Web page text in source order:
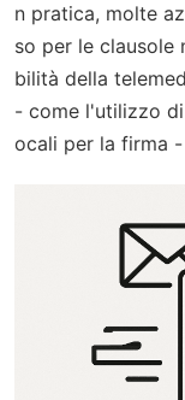
n pratica, molte
so per le clausole
bilità della
- come l'utilizzo
ocali per la firma